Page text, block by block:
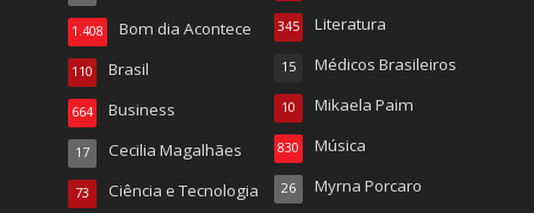
Bom dia Acontece
1.408
Brasil
110
Business
664
Cecilia Magalhães
17
Ciência e Tecnologia
73
Literatura
345
Médicos Brasileiros
15
Mikaela Paim
10
Música
830
Myrna Porcaro
26